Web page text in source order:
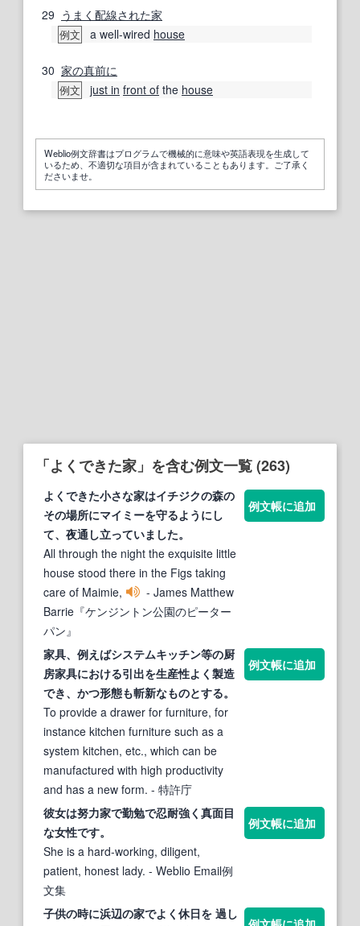
29 うまく 配線された家
例文 a well-wired house
30 家の真前に
例文 just in front of the house
Weblio例文辞書はプログラムで機械的に意味や英語表現を生成して
いるため、不適切な項目が含まれていることもあります。ご了承く
ださいませ。
「よくできた家」を含む例文一覧 (263)
よく できた小さな家はイチジクの森の
その場所にマイミーを守るようにし
て、夜通し立っていました。
All through the night the exquisite little
house stood there in the Figs taking
care of Maimie,
- James Matthew
Barrie『ケンジントン公園のピーター
パン』
例文帳に追加
家具、例えばシステムキッチン等の厨
房家具における引出を生産性よく 製造
でき、かつ形態も斬新なものとする。
To provide a drawer for furniture, for
instance kitchen furniture such as a
system kitchen, etc., which can be
manufactured with high productivity
and has a new form. - 特許庁
例文帳に追加
彼女は努力家で勤勉で忍耐強く真面目
な女性です。
She is a hard-working, diligent,
patient, honest lady. - Weblio Email例
文集
例文帳に追加
子供の時に浜辺の家でよく 休日を 過し